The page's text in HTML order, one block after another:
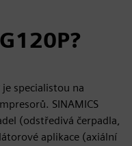
je specialistou na
SINAMICS
(odstředivá čerpadla,
aplikace (axiální